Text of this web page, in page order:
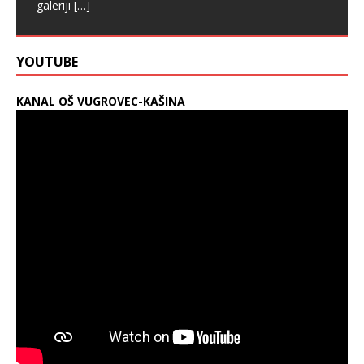
galeriji […]
YOUTUBE
KANAL OŠ VUGROVEC-KAŠINA